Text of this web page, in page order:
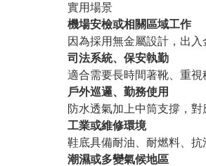
實用場景
機場安檢或相關區域工作
因為採用無金屬設計，出入
司法系統、保安執勤
適合需要長時間著靴、重視
戶外巡邏、勤務使用
防水透氣加上中筒支撐，對
工業或維修環境
鞋底具備耐油、耐燃料、抗
潮濕或多變氣候地區